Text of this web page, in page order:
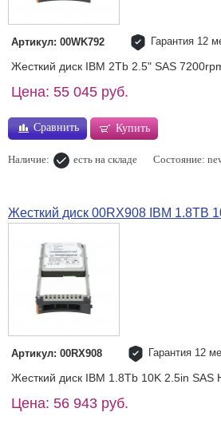
Артикул: 00WK792 Гарантия 12
Жесткий диск IBM 2Tb 2.5" SAS
Цена: 55 045 руб.
Сравнить Купить
Наличие: есть на складе Состояние:
Жесткий диск 00RX908 IBM 1.8TB
Артикул: 00RX908 Гарантия 12
Жесткий диск IBM 1.8Tb 10K 2.5in SAS
Цена: 56 943 руб.